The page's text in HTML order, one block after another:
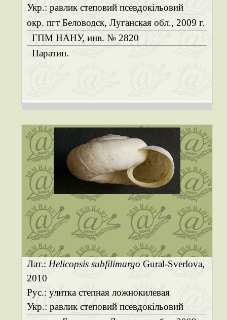
Укр.: равлик степовий псевдокільовий
окр. пгт Беловодск, Луганская обл., 2009 г.
ГПМ НАНУ, инв. № 2820
Паратип.
Лат.: Helicopsis subfilimargo Gural-Sverlova,
2010
Рус.: улитка степная ложнокилевая
Укр.: равлик степовий псевдокільовий